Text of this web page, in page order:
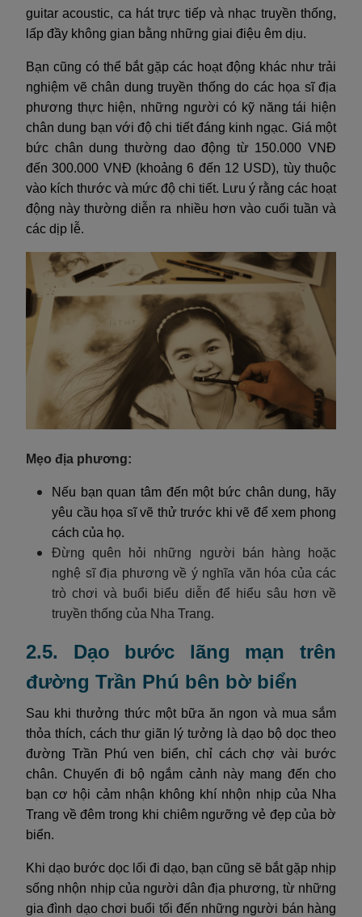
guitar acoustic, ca hát trực tiếp và nhạc truyền thống,
lấp đầy không gian bằng những giai điệu êm dịu.
Bạn cũng có thể bắt gặp các hoạt động khác như trải
nghiệm vẽ chân dung truyền thống do các họa sĩ địa
phương thực hiện, những người có kỹ năng tái hiện
chân dung bạn với độ chi tiết đáng kinh ngạc. Giá một
bức chân dung thường dao động từ 150.000 VNĐ
đến 300.000 VNĐ (khoảng 6 đến 12 USD), tùy thuộc
vào kích thước và mức độ chi tiết. Lưu ý rằng các hoạt
động này thường diễn ra nhiều hơn vào cuối tuần và
các dịp lễ.
Mẹo địa phương:
Nếu bạn quan tâm đến một bức chân dung, hãy
yêu cầu họa sĩ vẽ thử trước khi vẽ để xem phong
cách của họ.
Đừng quên hỏi những người bán hàng hoặc
nghệ sĩ địa phương về ý nghĩa văn hóa của các
trò chơi và buổi biểu diễn để hiểu sâu hơn về
truyền thống của Nha Trang.
2.5. Dạo bước lãng mạn trên
đường Trần Phú bên bờ biển
Sau khi thưởng thức một bữa ăn ngon và mua sắm
thỏa thích, cách thư giãn lý tưởng là dạo bộ dọc theo
đường Trần Phú ven biển, chỉ cách chợ vài bước
chân. Chuyến đi bộ ngắm cảnh này mang đến cho
bạn cơ hội cảm nhận không khí nhộn nhịp của Nha
Trang về đêm trong khi chiêm ngưỡng vẻ đẹp của bờ
biển.
Khi dạo bước dọc lối đi dạo, bạn cũng sẽ bắt gặp nhịp
sống nhộn nhịp của người dân địa phương, từ những
gia đình dạo chơi buổi tối đến những người bán hàng